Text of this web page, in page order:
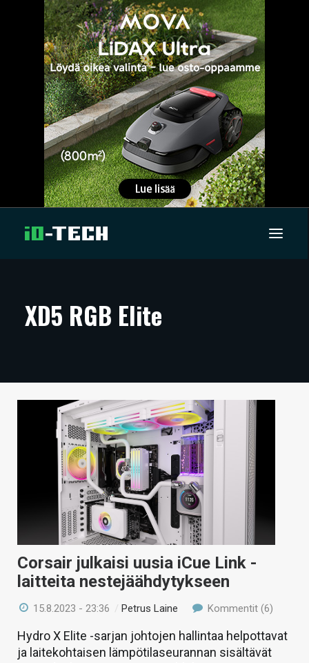
ARTIKKELIT
TECHBBS
VAIHDA TEEMA
HAKU
XD5 RGB Elite
Corsair julkaisi uusia iCue Link -
laitteita nestejäähdytykseen
15.8.2023 - 23:36 /Petrus Laine Kommentit (6)
Hydro X Elite -sarjan johtojen hallintaa helpottavat
ja laitekohtaisen lämpötilaseurannan sisältävät